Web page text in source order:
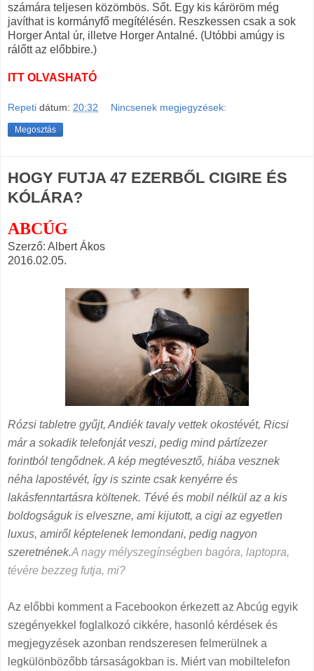
számára teljesen közömbös. Sőt. Egy kis káröröm még
javíthat is kormányfő megítélésén. Reszkessen csak a sok
Horger Antal úr, illetve Horger Antalné. (Utóbbi amúgy is
rálőtt az előbbire.)
ITT OLVASHATÓ
Repeti dátum: 20:32 Nincsenek megjegyzések:
Megosztás
HOGY FUTJA 47 EZERBŐL CIGIRE ÉS
KÓLÁRA?
ABCÚG
Szerző: Albert Ákos
2016.02.05.
Rózsi tabletre gyűjt, Andiék tavaly vettek okostévét, Ricsi
már a sokadik telefonját veszi, pedig mind pártízezer
forintból tengődnek. A kép megtévesztő, hiába vesznek
néha lapostévét, így is szinte csak kenyérre és
lakásfenntartásra költenek. Tévé és mobil nélkül az a kis
boldogságuk is elveszne, ami kijutott, a cigi az egyetlen
luxus, amiről képtelenek lemondani, pedig nagyon
szeretnének.A nagy mélyszegínségben bagóra, laptopra,
tévére bezzeg futja, mi?
Az előbbi komment a Facebookon érkezett az Abcúg egyik
szegényekkel foglalkozó cikkére, hasonló kérdések és
megjegyzések azonban rendszeresen felmerülnek a
legkülönbözőbb társaságokban is. Miért van mobiltelefon